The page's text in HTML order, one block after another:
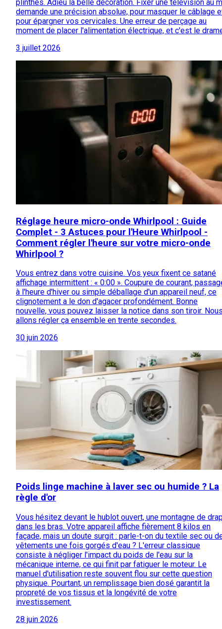
plinthes. Adieu la belle décoration. Fixer une télévision au
demande une précision absolue, pour masquer le câblage
pour épargner vos cervicales. Une erreur de perçage au
moment de placer l'alimentation électrique, et c'est le
3 juillet 2026
Réglage heure micro-onde Whirlpool : Guide
Complet - 3 Astuces pour l'Heure Whirlpool -
Comment régler l'heure sur votre micro-onde
Whirlpool ?
Vous entrez dans votre cuisine. Vos yeux fixent ce satané
affichage intermittent : « 0:00 ». Coupure de courant,
à l'heure d'hiver ou simple déballage d'un appareil neuf, ce
clignotement a le don d'agacer profondément. Bonne
nouvelle, vous pouvez laisser la notice dans son tiroir.
allons régler ça ensemble en trente secondes.
30 juin 2026
Poids linge machine à laver sec ou humide ? La
règle d'or
Vous hésitez devant le hublot ouvert, une montagne de
dans les bras. Votre appareil affiche fièrement 8 kilos en
façade, mais un doute surgit : parle-t-on du textile sec ou
vêtements une fois gorgés d'eau ? L'erreur classique
consiste à négliger l'impact du poids de l'eau sur la
mécanique interne, ce qui finit par fatiguer le moteur. Le
manuel d'utilisation reste souvent flou sur cette question
physique. Pourtant, un remplissage bien dosé garantit la
propreté de vos tissus et la longévité de votre
investissement.
28 juin 2026